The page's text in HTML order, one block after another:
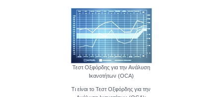
Τεστ Οξφόρδης για την Ανάλυση
Ικανοτήτων (OCA)
Τι είναι το Τεστ Οξφόρδης για την